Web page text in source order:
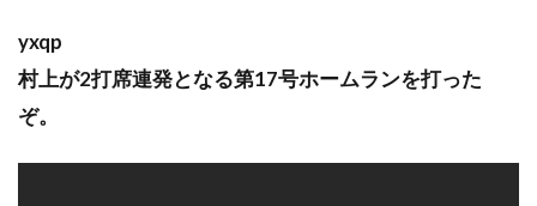
yxqp
村上が2打席連発となる第17号ホームランを打った
ぞ。